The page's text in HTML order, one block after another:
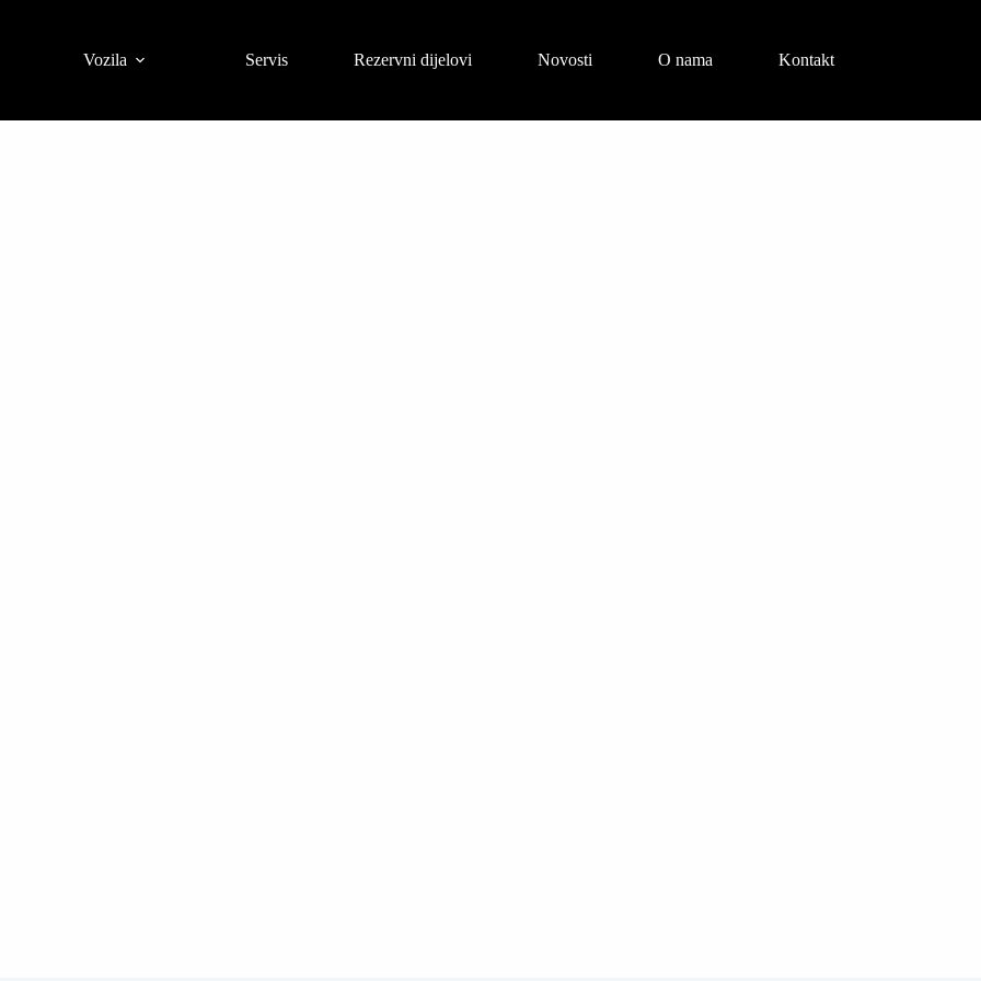
Vozila Servis Rezervni dijelovi Novosti O nama Kontakt